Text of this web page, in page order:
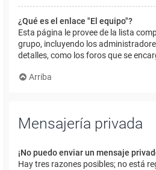
¿Qué es el enlace "El equipo"?
Esta página le provee de la lista
grupo, incluyendo los
detalles, como los foros que se
Arriba
Mensajería privada
¡No puedo enviar un mensaje
Hay tres razones posibles; no está